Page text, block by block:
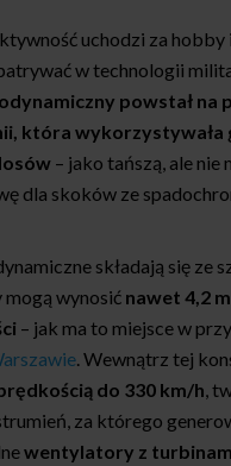
uchodzi za hobby
w technologii
powstał na
która wykorzystywała
– jako tańszą, ale nie
dla skoków ze
składają się ze
wynosić nawet 4,2
– jak ma to miejsce w
. Wewnątrz tej
do 330 km/h,
za którego
wentylatory z